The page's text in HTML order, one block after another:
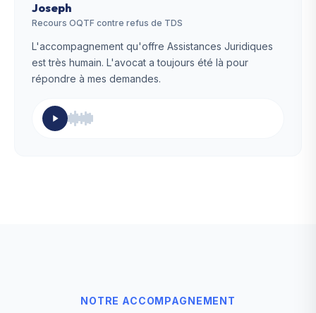
Joseph
Recours OQTF contre refus de TDS
L'accompagnement qu'offre Assistances Juridiques
est très humain. L'avocat a toujours été là pour
répondre à mes demandes.
NOTRE ACCOMPAGNEMENT